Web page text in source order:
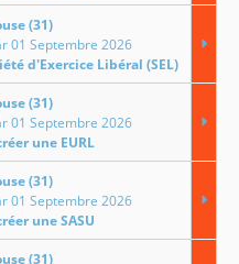
(31)
01 Septembre 2026
d'Exercice Libéral (SEL)
(31)
01 Septembre 2026
une EURL
(31)
01 Septembre 2026
une SASU
(31)